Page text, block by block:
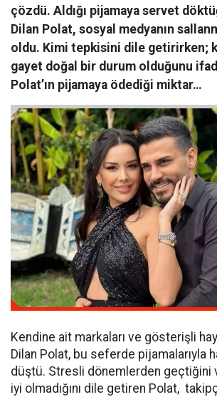
çözdü. Aldığı pijamaya servet
Dilan Polat, sosyal medyanın
oldu. Kimi tepkisini dile getirirken;
gayet doğal bir durum olduğunu
Polat’ın pijamaya ödediği miktar…
Kendine ait markaları ve gösterişli
Dilan Polat, bu seferde pijamalarıyla
düştü. Stresli dönemlerden geçtiğini
iyi olmadığını dile getiren Polat,